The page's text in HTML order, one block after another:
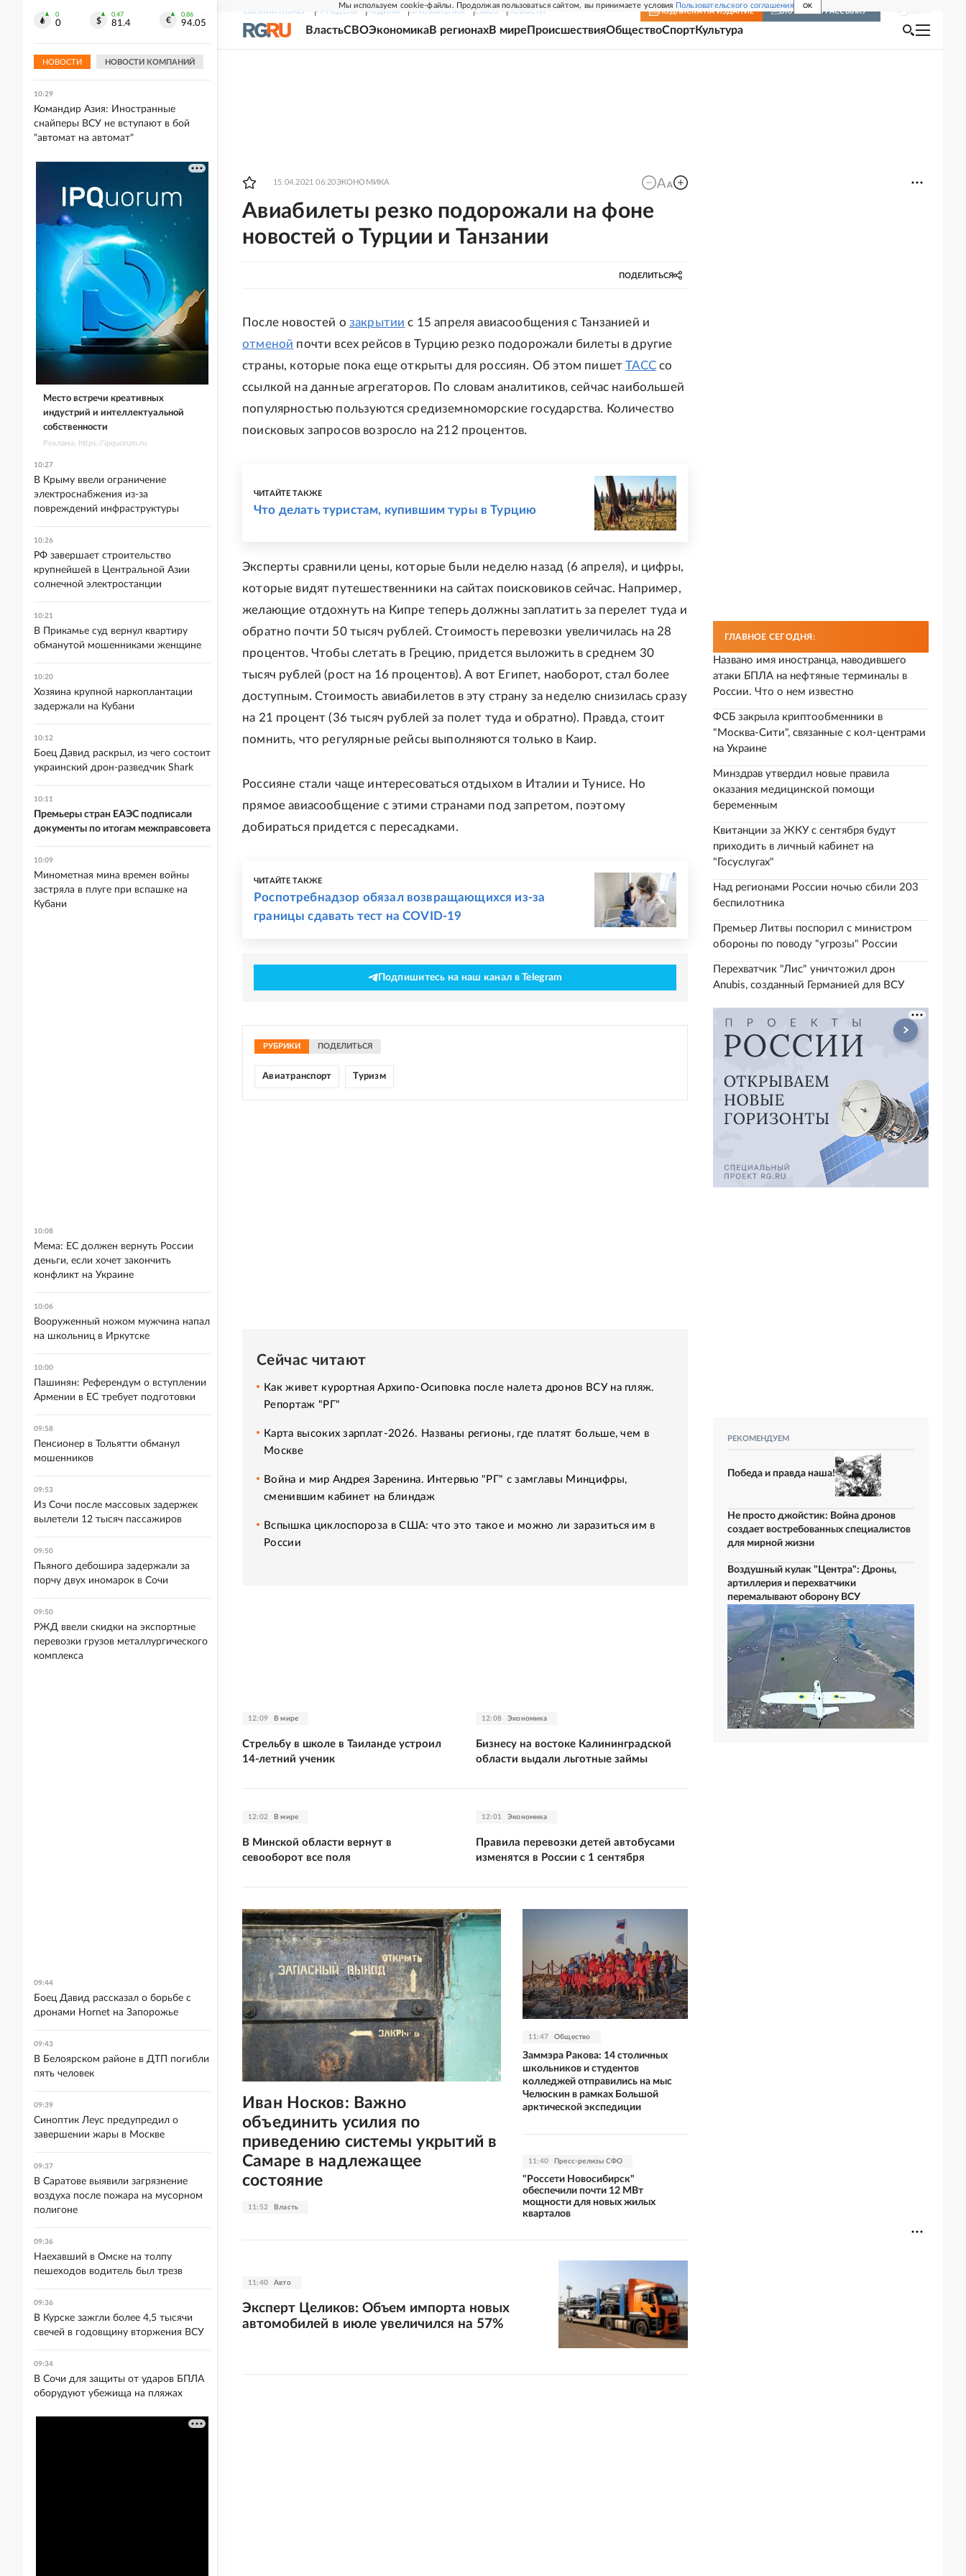
Мы используем cookie-файлы. Продолжая пользоваться сайтом, вы принимаете условия Пользовательского соглашения OK
СВЕЖИЙ НОМЕР РГ-НЕДЕЛЯ РОДИНА ПРИЛОЖЕНИЯ СОЮЗ НОВОСТИ ПОДПИСКА НА ИЗДАНИЕ ВКЛЮЧИТЬ РАССЫЛКУ
ВластьСВОЭкономикаВ регионахВ мире ПроисшествияОбществоСпортКультура
15.04.2021 06:20ЭКОНОМИКА
Авиабилеты резко подорожали на фоне
новостей о Турции и Танзании
ПОДЕЛИТЬСЯ
После новостей о закрытии с 15 апреля авиасообщения с Танзанией и
отменой почти всех рейсов в Турцию резко подорожали билеты в другие
страны, которые пока еще открыты для россиян. Об этом пишетТАССсо
ссылкой на данные агрегаторов. По словам аналитиков, сейчас наибольшей
популярностью пользуются средиземноморские государства. Количество
поисковых запросов возросло на 212 процентов.
ЧИТАЙТЕ ТАКЖЕ
Что делать туристам, купившим туры в Турцию
Эксперты сравнили цены, которые были неделю назад (6 апреля), и цифры,
которые видят путешественники на сайтах поисковиков сейчас. Например,
желающие отдохнуть на Кипре теперь должны заплатить за перелет туда и
обратно почти 50 тысяч рублей. Стоимость перевозки увеличилась на 28
процентов. Чтобы слетать в Грецию, придется выложить в среднем 30
тысяч рублей (рост на 16 процентов). А вот Египет, наоборот, стал более
доступным. Стоимость авиабилетов в эту страну за неделю снизилась сразу
на 21 процент (36 тысяч рублей за полет туда и обратно). Правда, стоит
помнить, что регулярные рейсы выполняются только в Каир.
Россияне стали чаще интересоваться отдыхом в Италии и Тунисе. Но
прямое авиасообщение с этими странами под запретом, поэтому
добираться придется с пересадками.
ЧИТАЙТЕ ТАКЖЕ
Роспотребнадзор обязал возвращающихся из-за
границы сдавать тест на COVID-19
Подпишитесь на наш канал в Telegram
РУБРИКИ ПОДЕЛИТЬСЯ
Авиатранспорт Туризм
Сейчас читают
Как живет курортная Архипо-Осиповка после налета дронов ВСУ на пляж.
Репортаж "РГ"
Карта высоких зарплат-2026. Названы регионы, где платят больше, чем в
Москве
Война и мир Андрея Заренина. Интервью "РГ" с замглавы Минцифры,
сменившим кабинет на блиндаж
Вспышка циклоспороза в США: что это такое и можно ли заразиться им в
России
12:09 В мире
Стрельбу в школе в Таиланде устроил
14-летний ученик
12:08 Экономика
Бизнесу на востоке Калининградской
области выдали льготные займы
12:02 В мире
В Минской области вернут в
севооборот все поля
12:01 Экономика
Правила перевозки детей автобусами
изменятся в России с 1 сентября
11:52 Власть
Иван Носков: Важно
объединить усилия по
приведению системы укрытий в
Самаре в надлежащее
состояние
11:47 Общество
Заммэра Ракова: 14 столичных
школьников и студентов
колледжей отправились на мыс
Челюскин в рамках Большой
арктической экспедиции
11:40 Пресс-релизы СФО
"Россети Новосибирск"
обеспечили почти 12 МВт
мощности для новых жилых
кварталов
11:40 Авто
Эксперт Целиков: Объем импорта новых
автомобилей в июле увеличился на 57%
ГЛАВНОЕ СЕГОДНЯ:
Названо имя иностранца, наводившего
атаки БПЛА на нефтяные терминалы в
России. Что о нем известно
ФСБ закрыла криптообменники в
"Москва-Сити", связанные с кол-центрами
на Украине
Минздрав утвердил новые правила
оказания медицинской помощи
беременным
Квитанции за ЖКУ с сентября будут
приходить в личный кабинет на
"Госуслугах"
Над регионами России ночью сбили 203
беспилотника
Премьер Литвы поспорил с министром
обороны по поводу "угрозы" России
Перехватчик "Лис" уничтожил дрон
Anubis, созданный Германией для ВСУ
РЕКОМЕНДУЕМ
Победа и правда наша!
Не просто джойстик: Война дронов
создает востребованных специалистов
для мирной жизни
Воздушный кулак "Центра": Дроны,
артиллерия и перехватчики
перемалывают оборону ВСУ
0
0
0.47
81.4
0.86
94.05
НОВОСТИ НОВОСТИ КОМПАНИЙ
10:32
бизнес
10:29
Командир Азия: Иностранные
снайперы ВСУ не вступают в бой
"автомат на автомат"
Место встречи креативных
индустрий и интеллектуальной
собственности
Реклама. https://ipquorum.ru
10:27
В Крыму ввели ограничение
электроснабжения из-за
повреждений инфраструктуры
10:26
РФ завершает строительство
крупнейшей в Центральной Азии
солнечной электростанции
10:21
В Прикамье суд вернул квартиру
обманутой мошенниками женщине
10:20
Хозяина крупной наркоплантации
задержали на Кубани
10:12
Боец Давид раскрыл, из чего состоит
украинский дрон-разведчик Shark
10:11
Премьеры стран ЕАЭС подписали
документы по итогам межправсовета
10:09
Минометная мина времен войны
застряла в плуге при вспашке на
Кубани
10:08
Мема: ЕС должен вернуть России
деньги, если хочет закончить
конфликт на Украине
10:06
Вооруженный ножом мужчина напал
на школьниц в Иркутске
10:00
Пашинян: Референдум о вступлении
Армении в ЕС требует подготовки
09:58
Пенсионер в Тольятти обманул
мошенников
09:53
Из Сочи после массовых задержек
вылетели 12 тысяч пассажиров
09:50
Пьяного дебошира задержали за
порчу двух иномарок в Сочи
09:50
РЖД ввели скидки на экспортные
перевозки грузов металлургического
комплекса
09:44
Боец Давид рассказал о борьбе с
дронами Hornet на Запорожье
09:43
В Белоярском районе в ДТП погибли
пять человек
09:39
Синоптик Леус предупредил о
завершении жары в Москве
09:37
В Саратове выявили загрязнение
воздуха после пожара на мусорном
полигоне
09:36
Наехавший в Омске на толпу
пешеходов водитель был трезв
09:36
В Курске зажгли более 4,5 тысячи
свечей в годовщину вторжения ВСУ
09:34
В Сочи для защиты от ударов БПЛА
оборудуют убежища на пляжах